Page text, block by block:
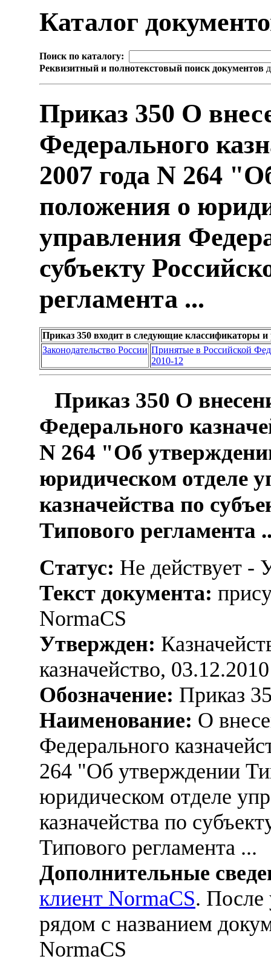
Каталог
Поиск по каталогу:
Реквизитный и полнотекстовый поиск документов
Приказ 350 О
Федерального
2007 года N 264
положения о
управления
субъекту
регламента ...
Приказ 350 входит в следующие классификаторы и
Законодательство России Принятые в Российской
2010-12
Приказ 350 О
Федерального
N 264 "Об
юридическом отделе
казначейства по
Типового регламента
Статус: Не действует -
Текст документа:
NormaCS
Утвержден:
казначейство, 03.12.2010
Обозначение: Приказ
Наименование: О
Федерального
264 "Об утверждении
юридическом отделе
казначейства по
Типового регламента ...
Дополнительные
клиент NormaCS. После
рядом с названием
NormaCS